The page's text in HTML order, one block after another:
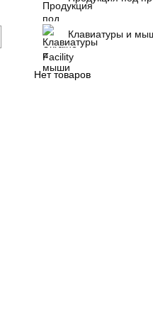
Клавиатуры и
Нет товаров